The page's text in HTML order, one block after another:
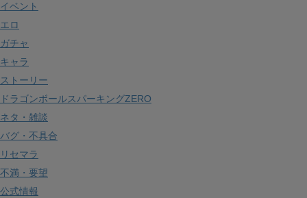
イベント
エロ
ガチャ
キャラ
ストーリー
ドラゴンボールスパーキングZERO
ネタ・雑談
バグ・不具合
リセマラ
不満・要望
公式情報